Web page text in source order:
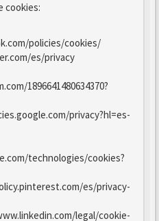
cookies:
policies/cookies/
es/privacy
1896641480634370?
privacy?hl=es-
technologies/cookies?
es/privacy-
legal/cookie-